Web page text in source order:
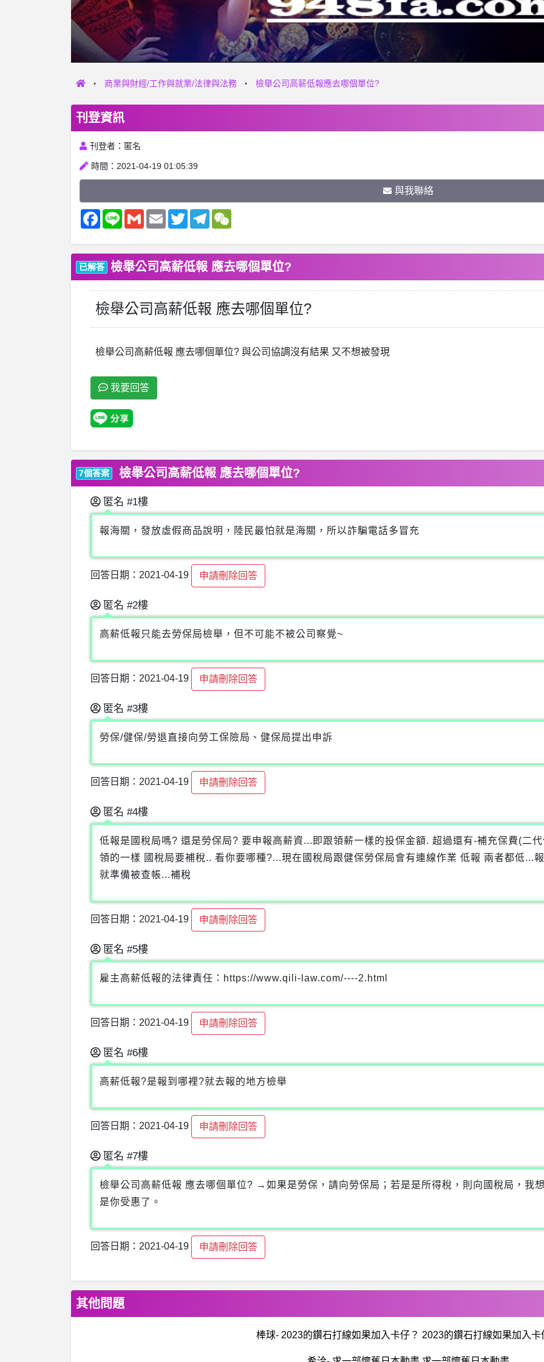
商業與財經/工作與就業/法律與法務 檢舉公司高薪低報應去哪個單位?
刊登資訊
刊登者：匿名
時間：2021-04-19 01:05:39
與我聯絡
Facebook
Line Gmail Email TwitterTelegram
已解答 檢舉公司高薪低報 應去哪個單位?
檢舉公司高薪低報 應去哪個單位?
檢舉公司高薪低報 應去哪個單位? 與公司協調沒有結果 又不想被發現
我要回答
7個答案 檢舉公司高薪低報 應去哪個單位?
匿名 #1樓
報海關，發放虛假商品說明，陸民最怕就是海關，所以詐騙電話多冒充
回答日期：2021-04-19 申請刪除回答
匿名 #2樓
高薪低報只能去勞保局檢舉，但不可能不被公司察覺~
回答日期：2021-04-19 申請刪除回答
匿名 #3樓
勞保/健保/勞退直接向勞工保險局、健保局提出申訴
回答日期：2021-04-19 申請刪除回答
匿名 #4樓
低報是國稅局嗎? 還是勞保局? 要申報高薪資...即跟領薪一樣的投保金額. 超過還有-補充保費(二
領的一樣 國稅局要補稅.. 看你要哪種?...現在國稅局跟健保勞保局會有連線作業 低報 兩者都低...
就準備被查帳...補稅
回答日期：2021-04-19 申請刪除回答
匿名 #5樓
雇主高薪低報的法律責任：https://www.qili-law.com/----2.html
回答日期：2021-04-19 申請刪除回答
匿名 #6樓
高薪低報?是報到哪裡?就去報的地方檢舉
回答日期：2021-04-19 申請刪除回答
匿名 #7樓
檢舉公司高薪低報 應去哪個單位? →如果是勞保，請向勞保局；若是是所得稅，則向國稅局，我
是你受惠了。
回答日期：2021-04-19 申請刪除回答
其他問題
棒球- 2023的鑽石打線如果加入卡仔？ 2023的鑽石打線如果加入卡